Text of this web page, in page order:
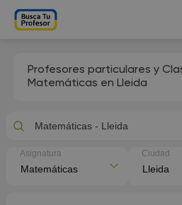
Profesores particulares y
Matemáticas en Lleida
Matemáticas - Lleida
Asignatura Ciudad